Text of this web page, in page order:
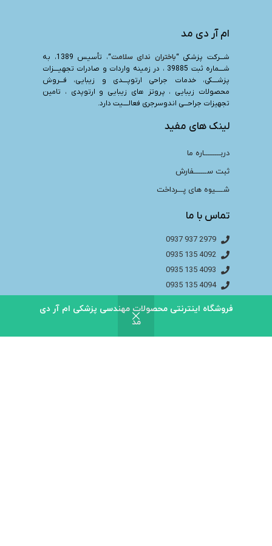
فروشگاه اینترنتی محصولات مهندسی پزشکی ام آر دی
مد
ام آر دی مد
شـــرکت پزشکی “باختران ندای سلامت
“، تأسیس 1389، به
شــــماره ثبت 39885 ، در زمینه واردات و صادرات تجهیــــزات
پزشــــکی، خدمات جراحی ارتوپــــدی و زیبایی، فـــروش
محصولات زیبایی ، پروتز های زیبایی و ارتوپدی ، تامین
تجهیزات جراحـــی اندوسرجری فعالــــیت دارد.
لینک های مفید
دربـــــــــاره ما
ثبت ســـــــفارش
شــــیوه های پـــرداخت
تماس با ما
2979 937 0937
4092 135 0935
4093 135 0935
4094 135 0935
فیســــبوک مــــا